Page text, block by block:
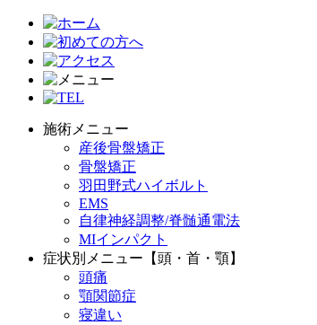
施術メニュー
産後骨盤矯正
骨盤矯正
羽田野式ハイボルト
EMS
自律神経調整/脊髄通電法
MIインパクト
症状別メニュー【頭・首・顎】
頭痛
顎関節症
寝違い